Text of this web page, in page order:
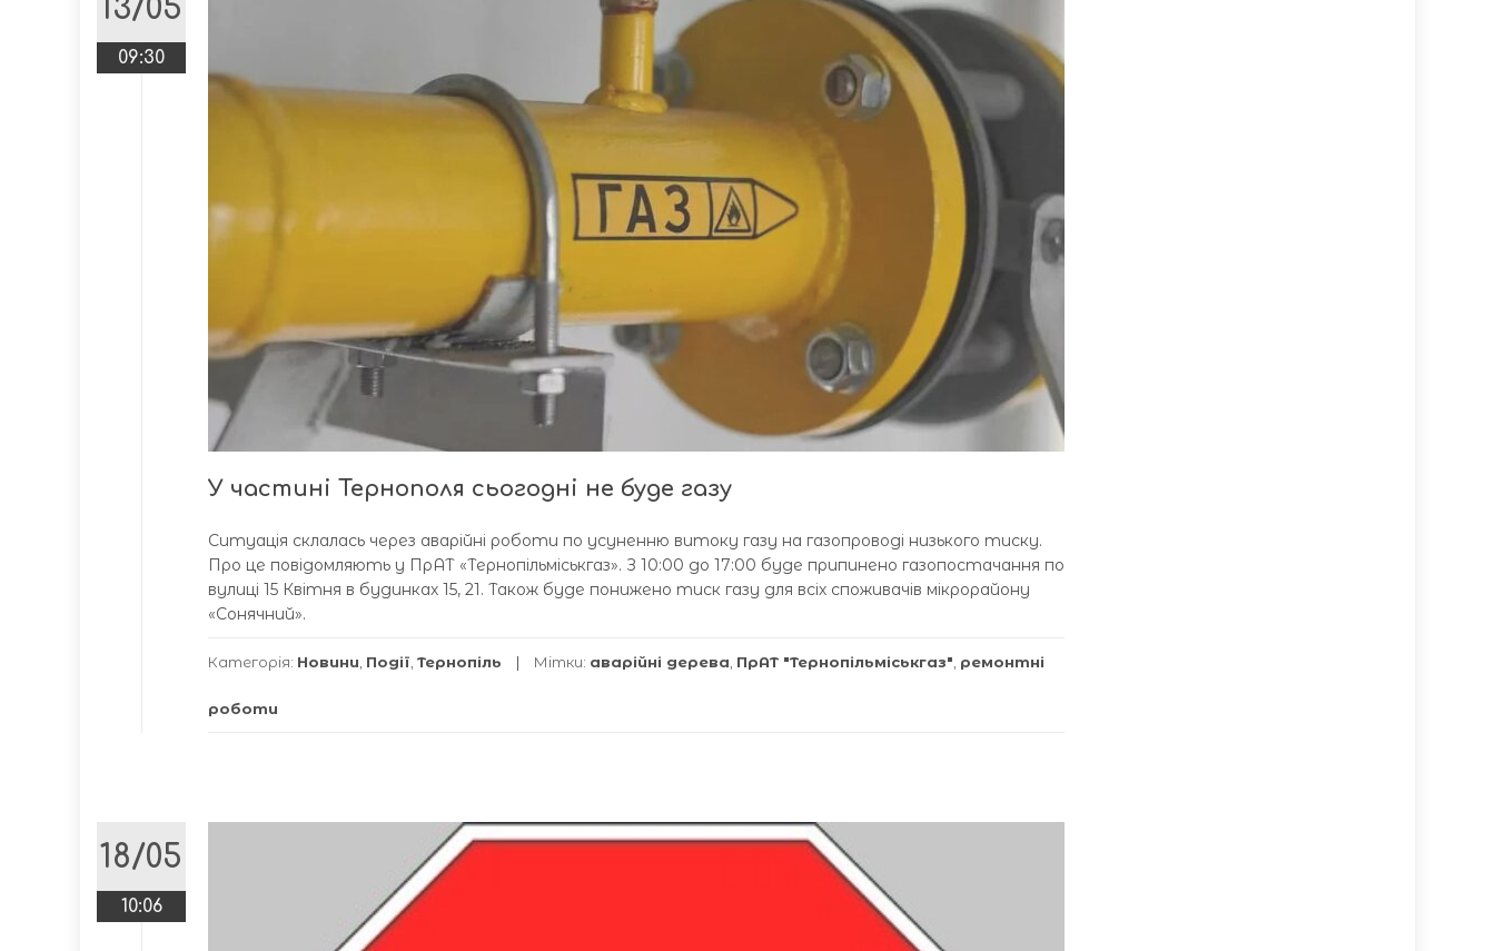
13/05
09:30
У частині Тернополя сьогодні не буде газу
Ситуація склалась через аварійні роботи по усуненню витоку газу на газопроводі низького тиску.
Про це повідомляють у ПрАТ «Тернопільміськгаз». З 10:00 до 17:00 буде припинено газопостачання по
вулиці 15 Квітня в будинках 15, 21. Також буде понижено тиск газу для всіх споживачів мікрорайону
«Сонячний».
Категорія: Новини Події Тернопіль Мітки: аварійні дерева ПрАТ "Тернопільміськгаз" ремонтні
роботи
18/05
10:06